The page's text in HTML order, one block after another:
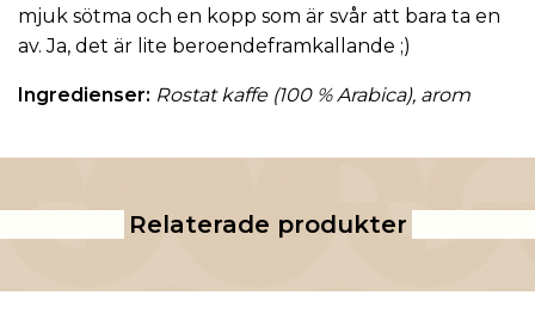
mjuk sötma och en kopp som är svår att bara ta en
av. Ja, det är lite beroendeframkallande ;)
Ingredienser: Rostat kaffe (100 % Arabica), arom
Relaterade produkter